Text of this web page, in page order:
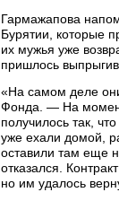
Гармажапова
Бурятии, которые
их мужья уже
пришлось
«На самом деле
Фонда. — На
получилось так,
уже ехали домой,
оставили там еще
отказался.
но им удалось